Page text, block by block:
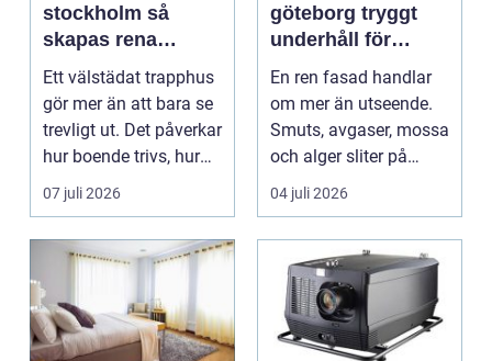
stockholm så
skapas rena
trapphus som
håller över tid
Ett välstädat trapphus
gör mer än att bara se
trevligt ut. Det påverkar
hur boende trivs, hur
besöka...
07 juli 2026
göteborg tryggt
underhåll för
hållbara fasader
En ren fasad handlar
om mer än utseende.
Smuts, avgaser, mossa
och alger sliter på
materialen och ka...
04 juli 2026